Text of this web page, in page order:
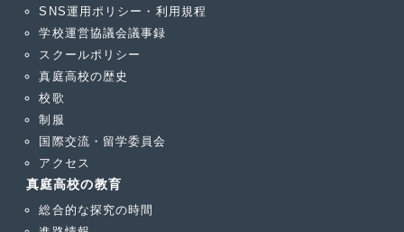
SNS運用ポリシー・利用規程
学校運営協議会議事録
スクールポリシー
真庭高校の歴史
校歌
制服
国際交流・留学委員会
アクセス
真庭高校の教育
総合的な探究の時間